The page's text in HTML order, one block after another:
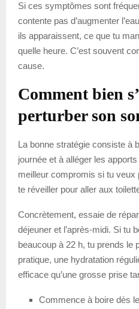
Si ces symptômes sont
contente pas d’augmenter
ils apparaissent, ce que tu
quelle heure. C’est souvent
cause.
Comment bien
perturber son
La bonne stratégie consiste à
journée et à alléger les
meilleur compromis si tu
te réveiller pour aller aux
Concrètement, essaie de
déjeuner et l’après-midi. Si tu
beaucoup à 22 h, tu prends le
pratique, une hydratation
efficace qu’une grosse prise
Commence à boire dès